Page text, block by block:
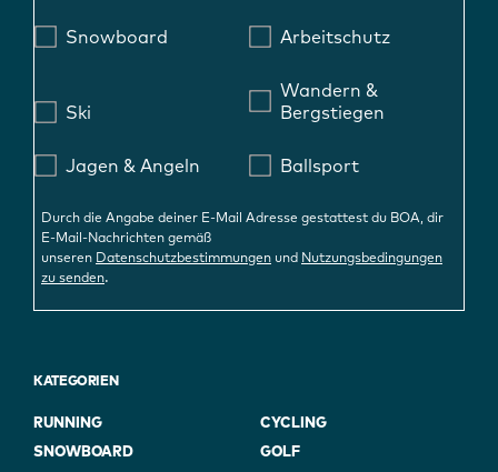
Snowboard Arbeitschutz
Ski
Wandern &
Bergstiegen
Jagen & Angeln Ballsport
Durch die Angabe deiner E-Mail Adresse gestattest du BOA, dir
E-Mail-Nachrichten gemäß
unseren Datenschutzbestimmungen und Nutzungsbedingungen
zu senden.
KATEGORIEN
RUNNING
CYCLING
SNOWBOARD
GOLF